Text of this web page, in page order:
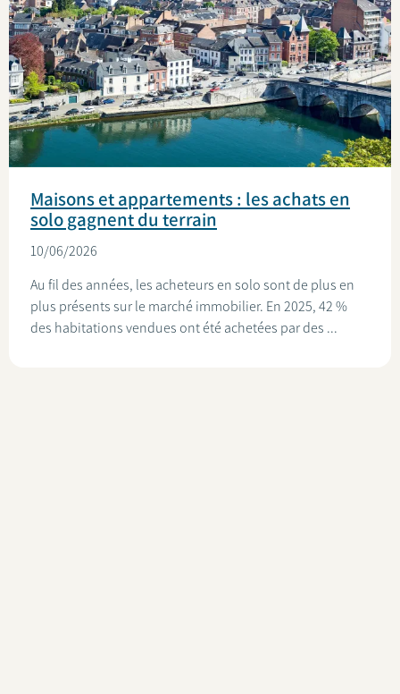
Maisons et appartements : les achats en
solo gagnent du terrain
10/06/2026
Au fil des années, les acheteurs en solo sont de plus en
plus présents sur le marché immobilier. En 2025, 42 %
des habitations vendues ont été achetées par des ...